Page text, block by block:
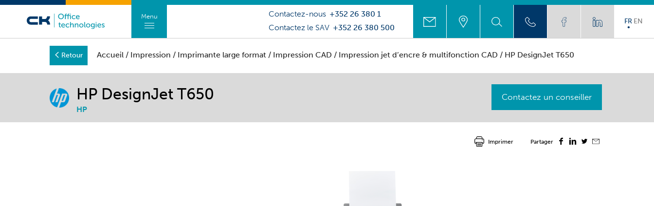
Contactez-nous +352 26 380 1
Contactez le SAV +352 26 380 500
FR EN
Menu
Retour Accueil / Impression / Imprimante large format / Impression CAD / Impression jet d’encre & multifonction CAD / HP DesignJet T650
HP DesignJet T650
HP
Contactez un conseiller
Partager
Imprimer